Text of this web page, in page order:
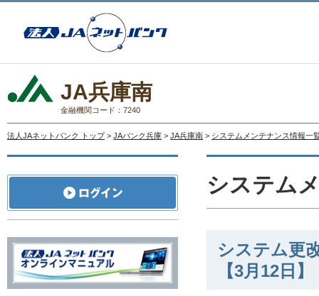
JA兵庫南
金融機関コード：7240
法人JAネットバンク トップ > JAバンク兵庫 > JA兵庫南 > システムメンテナンス情報一
システム
システム更
【3月12日】